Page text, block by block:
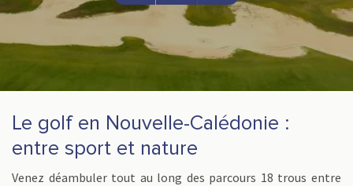
MessengerWhatsApp
Le golf en Nouvelle-Calédonie :
entre sport et nature
Venez déambuler tout au long des parcours 18 trous entre